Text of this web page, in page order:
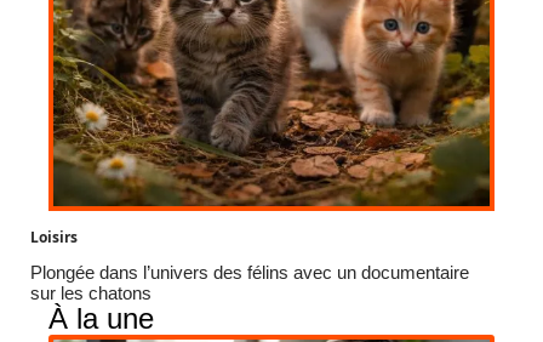
Loisirs
Plongée dans l’univers des félins avec un documentaire
sur les chatons
À la une